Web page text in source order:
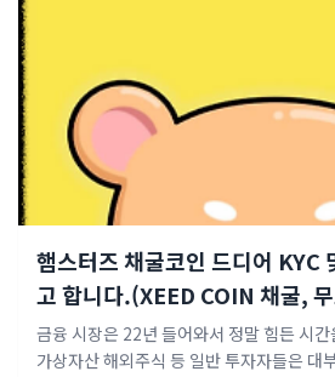
여자를 본 꿈 그녀의 사랑을 받게 ..
햄스터즈 채굴코인 드디어 KYC
고 합니다.(XEED COIN 채굴,
채굴 )
금융 시장은 22년 들어와서 정말 힘든 시
가상자산 해외주식 등 일반 투자자들은 대